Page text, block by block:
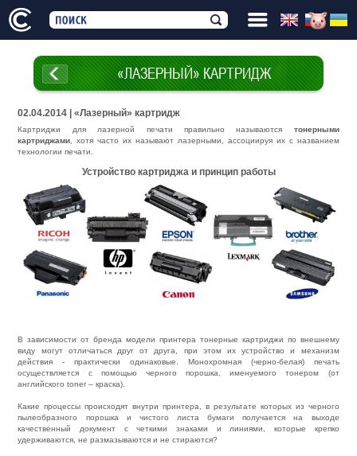
«ЛАЗЕРНЫЙ» КАРТРИДЖ
02.04.2014 | «Лазерный» картридж
Картриджи для лазерной печати правильно называются тонерными
картриджами , хотя часто их называют лазерными, ассоциируя их с названием
технологии печати.
Устройство картриджа и принцип работы
В зависимости от бренда модели принтера тонерные картриджи по внешнему
виду могут отличаться друг от друга, при этом их устройство и механизм
действия - практически одинаковые. Монохромная (черно-белая) печать
осуществляется с помощью черного порошка, именуемого тонером (от
английского toner – краска).
Какие процессы происходят внутри принтера, в результате которых из черного
пылеобразного порошка и чистого листа бумаги получается на выходе
качественный документ с четкими знаками и линиями, которые крепко
удерживаются, не размазываются и не стираются?